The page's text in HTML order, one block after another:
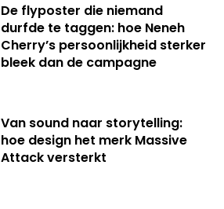
De flyposter die niemand
durfde te taggen: hoe Neneh
Cherry’s persoonlijkheid sterker
bleek dan de campagne
Van sound naar storytelling:
hoe design het merk Massive
Attack versterkt